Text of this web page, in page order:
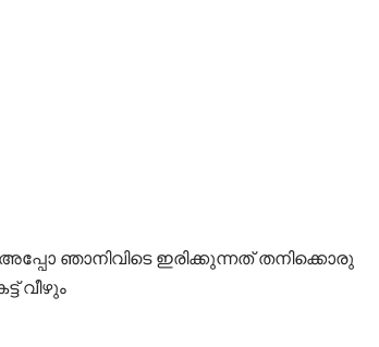
ഞാനിവിടെ ഇരിക്കുന്നത് തനിക്കൊരു
വീഴും